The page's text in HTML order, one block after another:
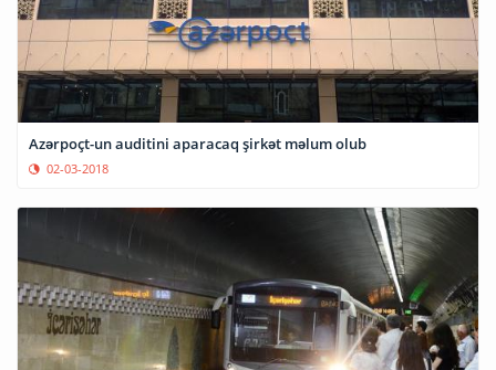
Azərpoçt-un auditini aparacaq şirkət məlum olub
02-03-2018